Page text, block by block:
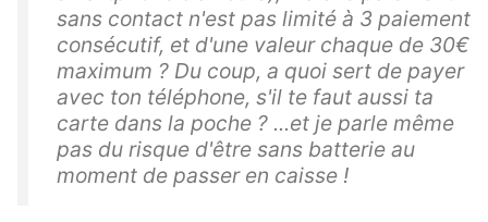
sans contact n'est pas limité à 3 paiement
consécutif, et d'une valeur chaque de 30€
maximum ? Du coup, a quoi sert de payer
avec ton téléphone, s'il te faut aussi ta
carte dans la poche ? ...et je parle même
pas du risque d'être sans batterie au
moment de passer en caisse !